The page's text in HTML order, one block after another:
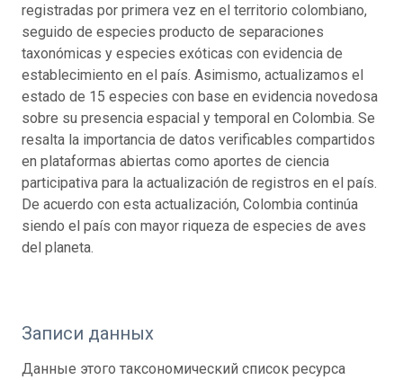
registradas por primera vez en el territorio colombiano,
seguido de especies producto de separaciones
taxonómicas y especies exóticas con evidencia de
establecimiento en el país. Asimismo, actualizamos el
estado de 15 especies con base en evidencia novedosa
sobre su presencia espacial y temporal en Colombia. Se
resalta la importancia de datos verificables compartidos
en plataformas abiertas como aportes de ciencia
participativa para la actualización de registros en el país.
De acuerdo con esta actualización, Colombia continúa
siendo el país con mayor riqueza de especies de aves
del planeta.
Записи данных
Данные этого таксономический список ресурса